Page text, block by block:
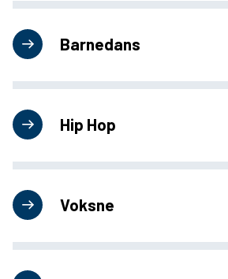
k
o
e
Barnedans
Hip Hop
Voksne